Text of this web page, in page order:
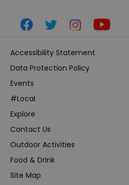
Accessibility Statement
Data Protection Policy
Events
#Local
Explore
Contact Us
Outdoor Activities
Food & Drink
Site Map